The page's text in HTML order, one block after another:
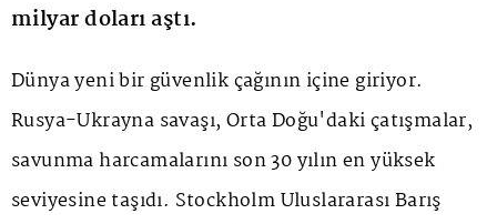
milyar doları aştı.
Dünya yeni bir güvenlik çağının içine giriyor.
Rusya-Ukrayna savaşı, Orta Doğu'daki çatışmalar,
savunma harcamalarını son 30 yılın en yüksek
seviyesine taşıdı. Stockholm Uluslararası Barış